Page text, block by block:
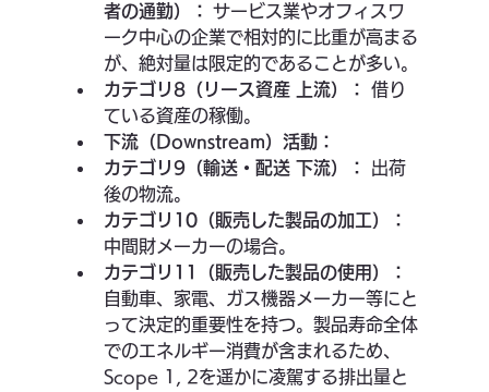
者の通勤）：
サービス業やオフィスワ
ーク中心の企業で相対的に比重が高まる
が、絶対量は限定的であることが多い。
カテゴリ8（リース資産 上流）：
借り
ている資産の稼働。
下流（Downstream）活動：
カテゴリ9（輸送・配送 下流）：
出荷
後の物流。
カテゴリ10（販売した製品の加工）：
中間財メーカーの場合。
カテゴリ11（販売した製品の使用）：
自動車、家電、ガス機器メーカー等にと
って決定的重要性を持つ。製品寿命全体
でのエネルギー消費が含まれるため、
Scope 1, 2を遥かに凌駕する排出量と